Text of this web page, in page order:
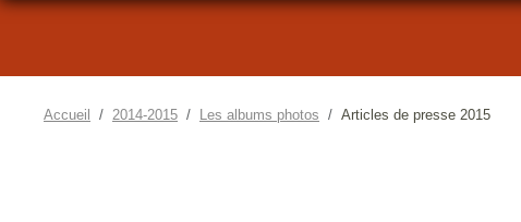
Accueil 2014-2015 Les albums photos Articles de presse 2015